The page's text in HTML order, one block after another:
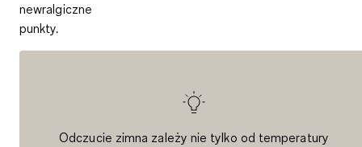
newralgiczne
punkty.
Odczucie zimna zależy nie tylko od temperatury